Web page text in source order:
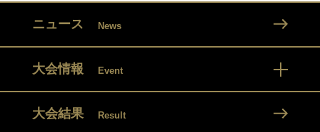
ニュース News
大会情報 Event
大会結果 Result